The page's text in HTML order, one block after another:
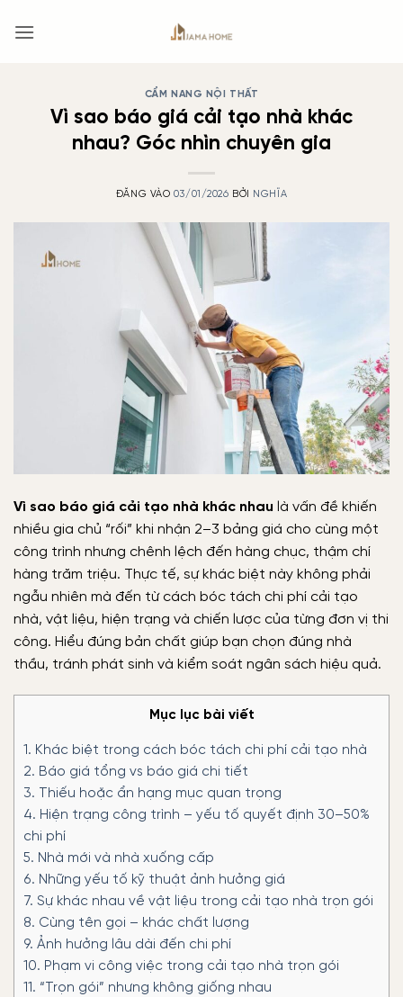
qua
CẨM NANG NỘI THẤT
Vì sao báo giá cải tạo nhà khác
nhau? Góc nhìn chuyên gia
ĐĂNG VÀO 03/01/2026 BỞI NGHĨA
Vì sao báo giá cải tạo nhà khác nhau là vấn đề khiến
nhiều gia chủ “rối” khi nhận 2–3 bảng giá cho cùng một
công trình nhưng chênh lệch đến hàng chục, thậm chí
hàng trăm triệu. Thực tế, sự khác biệt này không phải
ngẫu nhiên mà đến từ cách bóc tách chi phí cải tạo
nhà, vật liệu, hiện trạng và chiến lược của từng đơn vị thi
công. Hiểu đúng bản chất giúp bạn chọn đúng nhà
thầu, tránh phát sinh và kiểm soát ngân sách hiệu quả.
Mục lục bài viết
1. Khác biệt trong cách bóc tách chi phí cải tạo nhà
2. Báo giá tổng vs báo giá chi tiết
3. Thiếu hoặc ẩn hạng mục quan trọng
4. Hiện trạng công trình – yếu tố quyết định 30–50%
chi phí
5. Nhà mới và nhà xuống cấp
6. Những yếu tố kỹ thuật ảnh hưởng giá
7. Sự khác nhau về vật liệu trong cải tạo nhà trọn gói
8. Cùng tên gọi – khác chất lượng
9. Ảnh hưởng lâu dài đến chi phí
10. Phạm vi công việc trong cải tạo nhà trọn gói
11. “Trọn gói” nhưng không giống nhau